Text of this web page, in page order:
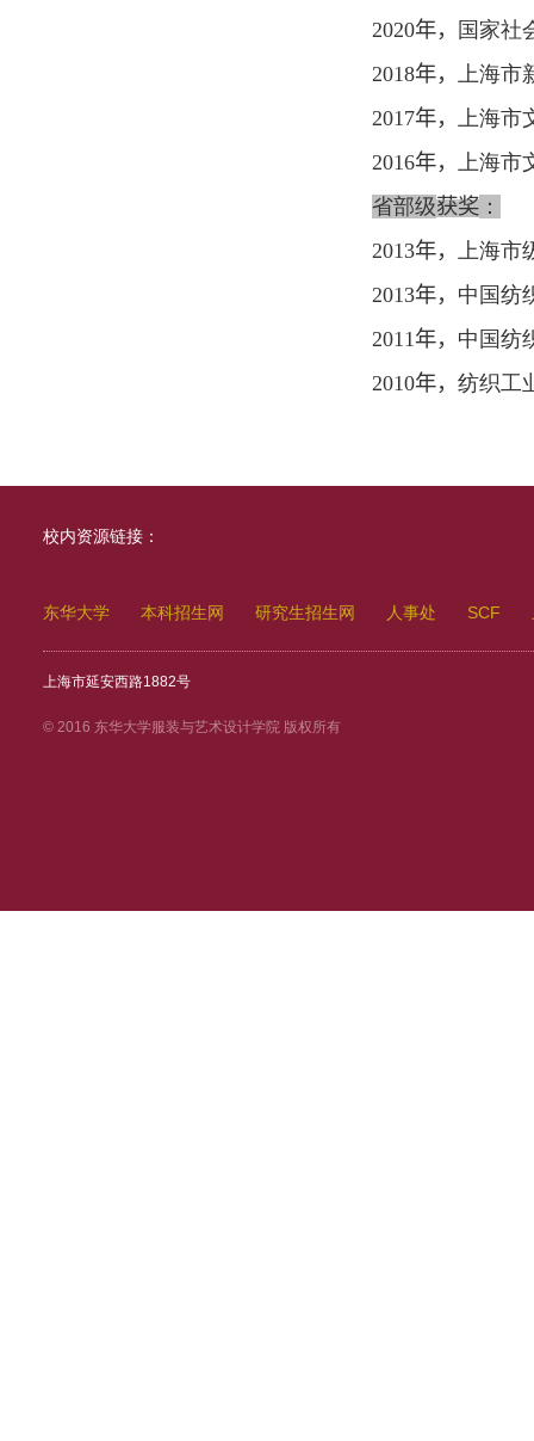
2020年，
国家社
2018年， 上海市
2017年， 上海市
2016年， 上海市
省部级获奖 ：
2013年， 上海市
2013年， 中国纺
2011年， 中国纺
2010年， 纺织工
校内资源链接：
东华大学 本科招生网 研究生招生网 人事处 SCF
上海市延安西路1882号
© 2016 东华大学服装与艺术设计学院 版权所有